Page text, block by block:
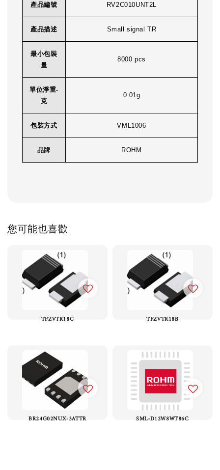
產品編號 RV2C010UNT2L
產品描述 Small signal TR
最小包裝
量
8000 pcs
單位淨重-
克
0.01g
包裝方式 VML1006
品牌 ROHM
您可能也喜歡
TFZVTR18C TFZVTR18B
BR24G02NUX-3ATTR SML-D12W8WT86C